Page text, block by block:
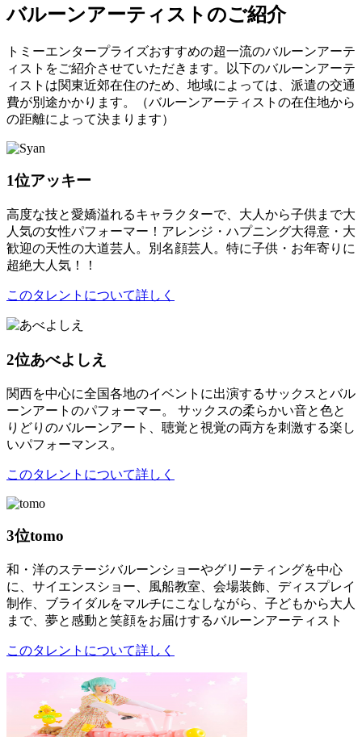
バルーンアーティストのご紹介
トミーエンタープライズおすすめの超一流のバルーンアーテ
ィストをご紹介させていただきます。以下のバルーンアーテ
ィストは関東近郊在住のため、地域によっては、派遣の交通
費が別途かかります。（バルーンアーティストの在住地から
の距離によって決まります）
1位アッキー
高度な技と愛嬌溢れるキャラクターで、大人から子供まで大
人気の女性パフォーマー！アレンジ・ハプニング大得意・大
歓迎の天性の大道芸人。別名顔芸人。特に子供・お年寄りに
超絶大人気！！
このタレントについて詳しく
2位あべよしえ
関西を中心に全国各地のイベントに出演するサックスとバル
ーンアートのパフォーマー。 サックスの柔らかい音と色と
りどりのバルーンアート、聴覚と視覚の両方を刺激する楽し
いパフォーマンス。
このタレントについて詳しく
3位tomo
和・洋のステージバルーンショーやグリーティングを中心
に、サイエンスショー、風船教室、会場装飾、ディスプレイ
制作、ブライダルをマルチにこなしながら、子どもから大人
まで、夢と感動と笑顔をお届けするバルーンアーティスト
このタレントについて詳しく